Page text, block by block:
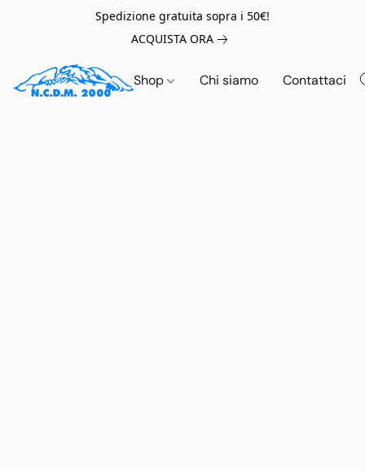
Spedizione gratuita sopra i 50€!
ACQUISTA ORA
Shop Chi siamo Contattaci